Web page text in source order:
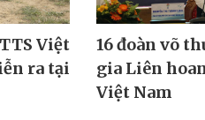
Việt
ra tại
16 đoàn võ
gia Liên
Việt Nam